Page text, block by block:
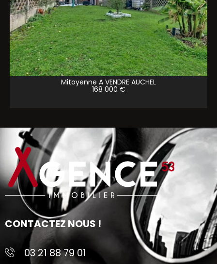
Mitoyenne A VENDRE AUCHEL
168 000 €
CONTACTEZ NOUS !
03 21 88 79 01